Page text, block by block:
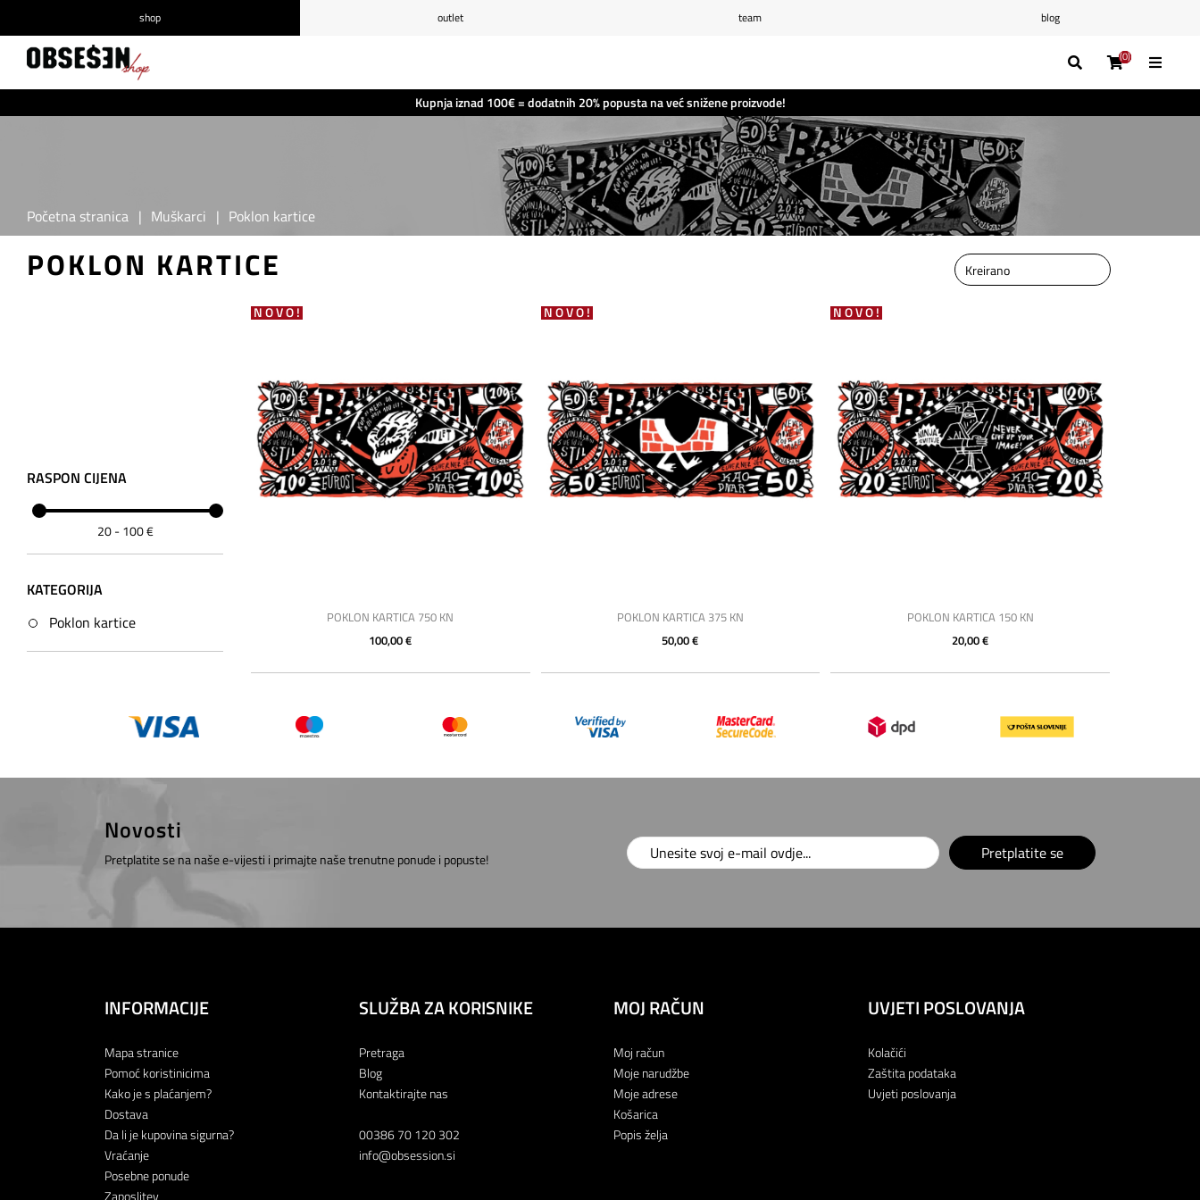
Kupnja iznad 100€ = dodatnih 20% popusta na već snižene proizvode!
shop outlet team
blog
(0)
(0)
(0)
(0)
Početna stranica | Muškarci | Poklon kartice
POKLON KARTICE
NOVO!
POKLON KARTICA 750 KN
100,00 €
NOVO!
POKLON KARTICA 375 KN
50,00 €
NOVO!
POKLON KARTICA 150 KN
20,00 €
RASPON CIJENA
20 - 100€
KATEGORIJA
Poklon kartice
Novosti
Pretplatite se na naše e-vijesti i primajte naše trenutne ponude i popuste! Pretplatite se
INFORMACIJE
Mapa stranice
Pomoć koristinicima
Kako je s plaćanjem?
Dostava
Da li je kupovina sigurna?
Vraćanje
Posebne ponude
Zaposlitev
SLUŽBA ZA KORISNIKE
Pretraga
Blog
Kontaktirajte nas
00386 70 120 302
info@obsession.si
MOJ RAČUN
Moj račun
Moje narudžbe
Moje adrese
Košarica
Popis želja
UVJETI POSLOVANJA
Kolačići
Zaštita podataka
Uvjeti poslovanja